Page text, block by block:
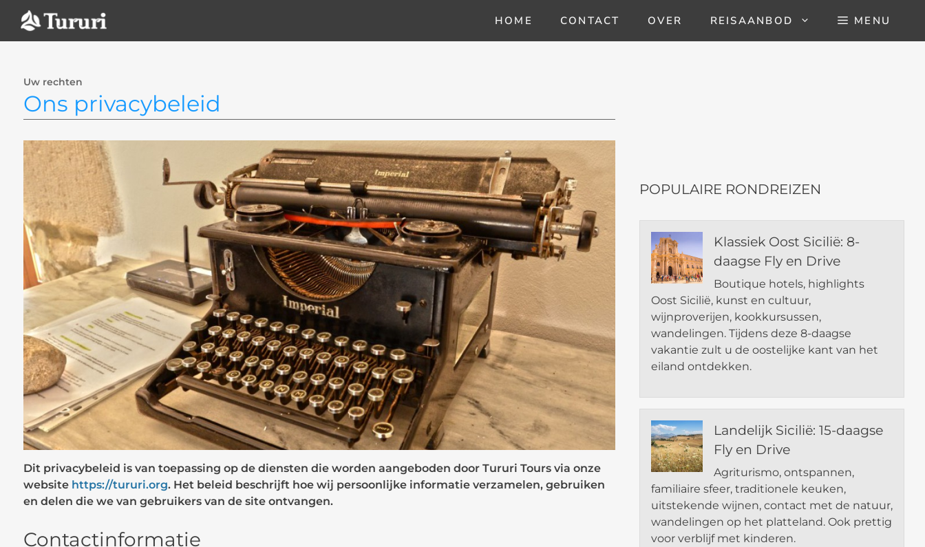
naar
de
HOME CONTACT OVER REISAANBOD MENU
Uw rechten
Ons privacybeleid
Dit privacybeleid is van toepassing op de diensten die worden aangeboden door Tururi Tours via onze
website https://tururi.org. Het beleid beschrijft hoe wij persoonlijke informatie verzamelen, gebruiken
en delen die we van gebruikers van de site ontvangen.
Contactinformatie
POPULAIRE RONDREIZEN
Klassiek Oost Sicilië: 8-
daagse Fly en Drive
Boutique hotels, highlights
Oost Sicilië, kunst en cultuur,
wijnproverijen, kookkursussen,
wandelingen. Tijdens deze 8-daagse
vakantie zult u de oostelijke kant van het
eiland ontdekken.
Landelijk Sicilië: 15-daagse
Fly en Drive
Agriturismo, ontspannen,
familiaire sfeer, traditionele keuken,
uitstekende wijnen, contact met de natuur,
wandelingen op het platteland. Ook prettig
voor verblijf met kinderen.